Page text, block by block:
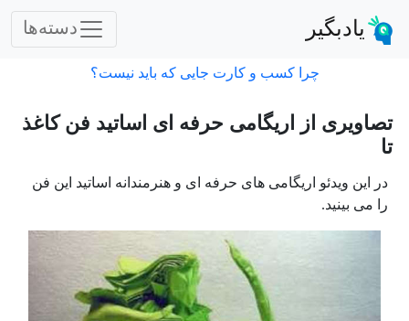
یادبگیر دسته‌ها
چرا کسب و کارت جایی که باید نیست؟
تصاویری از اریگامی حرفه ای اساتید فن کاغذ
تا
در این ویدئو اریگامی های حرفه ای و هنرمندانه اساتید این فن
را می بینید.